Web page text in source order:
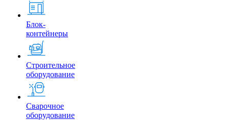
Блок-
контейнеры
Строительное
оборудование
Сварочное
оборудование